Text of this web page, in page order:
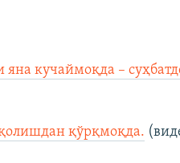
кучаймоқда –
қўрқмоқда.